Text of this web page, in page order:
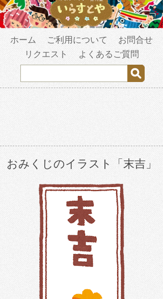
ホーム ご利用について
お問合せ
リクエスト
よくあるご質問
おみくじのイラスト「末吉」